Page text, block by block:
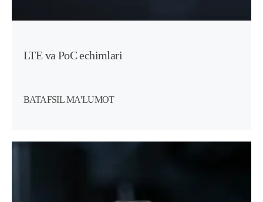
LTE va PoC echimlari
BATAFSIL MA'LUMOT